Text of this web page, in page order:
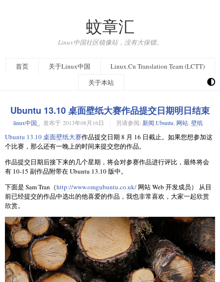
蚊章汇
Linux中国社区镜像站，没有大保镖。
首页 关于Linux中国
Linux.Cn Translation Team (LCTT)
关于本站
Ubuntu 13.10 桌面壁纸大赛作品提交日期明日结束
linux中国_ 发布于 2013年08月16日 另请参阅: 新闻 Ubuntu 网站 壁纸
Ubuntu 13.10 桌面壁纸大赛作品提交日期 8 月 16 日截止。如果您想参加这
个比赛，那么还有一晚上的时间来提交您的作品。
作品提交日期后接下来的几个星期，将会对参赛作品进行评比，最终将会
有 10-15 副作品附带在 Ubuntu 13.10 版中。
下面是 Sam Tran（http://www.omgubuntu.co.uk/ 网站 Web 开发成员） 从目
前已经提交的作品中选出的他喜爱的作品，我也非常喜欢，大家一起欣赏
欣赏。